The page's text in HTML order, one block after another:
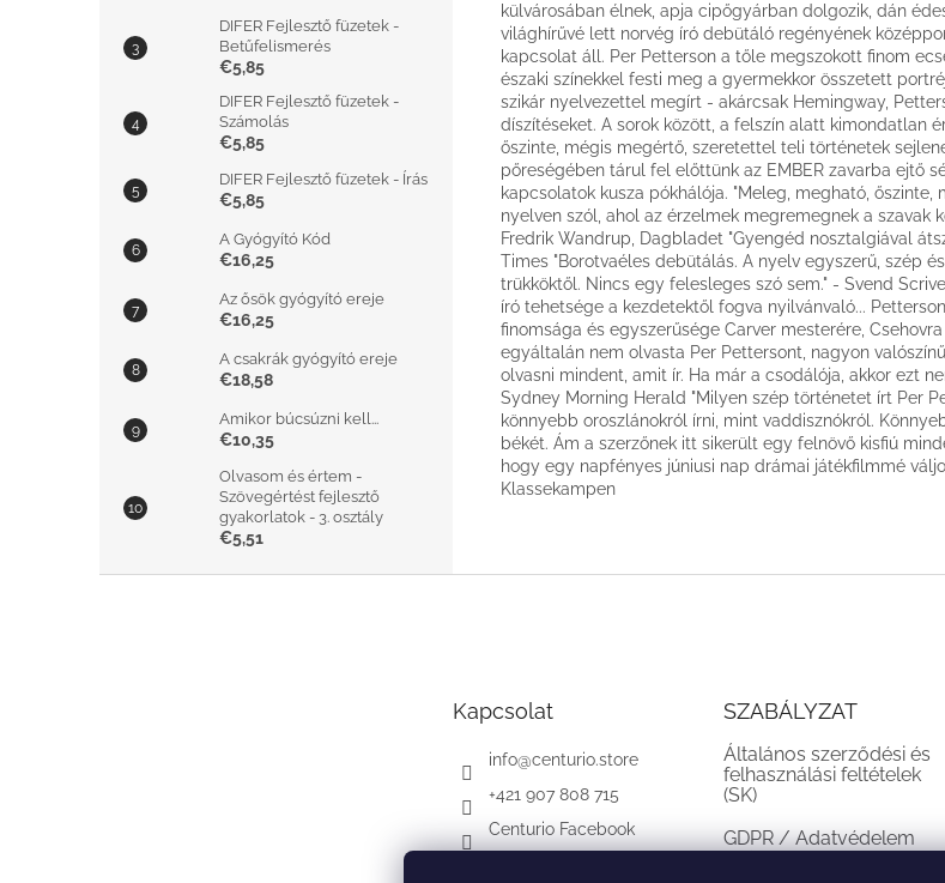
DIFER Fejlesztő füzetek -
Betűfelismerés
€5,85
DIFER Fejlesztő füzetek -
Számolás
€5,85
DIFER Fejlesztő füzetek - Írás
€5,85
A Gyógyító Kód
€16,25
Az ősök gyógyító ereje
€16,25
A csakrák gyógyító ereje
€18,58
Amikor búcsúzni kell...
€10,35
Olvasom és értem -
Szövegértést fejlesztő
gyakorlatok - 3. osztály
€5,51
külvárosában élnek, apja cipőgyárban dolgozik, dán
világhírűvé lett norvég író debütáló regényének
kapcsolat áll. Per Petterson a tőle megszokott finom
északi színekkel festi meg a gyermekkor összetett
szikár nyelvezettel megírt - akárcsak Hemingway,
díszítéseket. A sorok között, a felszín alatt kimondatlan
őszinte, mégis megértő, szeretettel teli történetek
pőreségében tárul fel előttünk az EMBER zavarba ejtő
kapcsolatok kusza pókhálója. "Meleg, megható,
nyelven szól, ahol az érzelmek megremegnek a szavak
Fredrik Wandrup, Dagbladet "Gyengéd nosztalgiával
Times "Borotvaéles debütálás. A nyelv egyszerű, szép
trükköktől. Nincs egy felesleges szó sem." - Svend
író tehetsége a kezdetektől fogva nyilvánvaló...
finomsága és egyszerűsége Carver mesterére,
egyáltalán nem olvasta Per Pettersont, nagyon
olvasni mindent, amit ír. Ha már a csodálója, akkor ezt
Sydney Morning Herald "Milyen szép történetet írt Per
könnyebb oroszlánokról írni, mint vaddisznókról.
békét. Ám a szerzőnek itt sikerült egy felnövő kisfiú
hogy egy napfényes júniusi nap drámai játékfilmmé
Klassekampen
Kapcsolat
info@centurio.store
+421 907 808 715
Centurio Facebook
SZABÁLYZAT
Általános szerződési és
felhasználási feltételek
(SK)
GDPR / Adatvédelem
(SK)